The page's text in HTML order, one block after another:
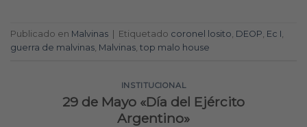
Publicado en Malvinas Etiquetado coronel losito, DEOP, Ec I,
guerra de malvinas, Malvinas, top malo house
INSTITUCIONAL
29 de Mayo «Día del Ejército
Argentino»